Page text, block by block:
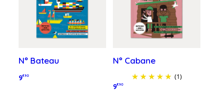
N° Bateau
9€90
N° Cabane
(1)
9€90